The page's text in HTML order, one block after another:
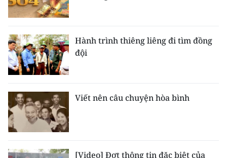
Hành trình thiêng liêng đi tìm đồng
đội
Viết nên câu chuyện hòa bình
[Video] Đợt thông tin đặc biệt của